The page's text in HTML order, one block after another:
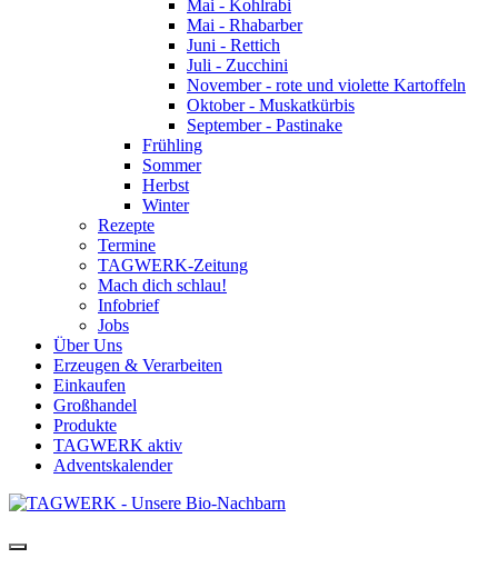
Mai - Kohlrabi
Mai - Rhabarber
Juni - Rettich
Juli - Zucchini
November - rote und violette Kartoffeln
Oktober - Muskatkürbis
September - Pastinake
Frühling
Sommer
Herbst
Winter
Rezepte
Termine
TAGWERK-Zeitung
Mach dich schlau!
Infobrief
Jobs
Über Uns
Erzeugen & Verarbeiten
Einkaufen
Großhandel
Produkte
TAGWERK aktiv
Adventskalender